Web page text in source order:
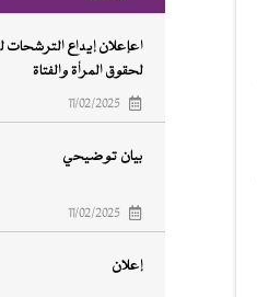
اعإعلان إيداع
لحقوق المرأة والفتاة
11/02/2025
بيان توضيحي
11/02/2025
إعلان